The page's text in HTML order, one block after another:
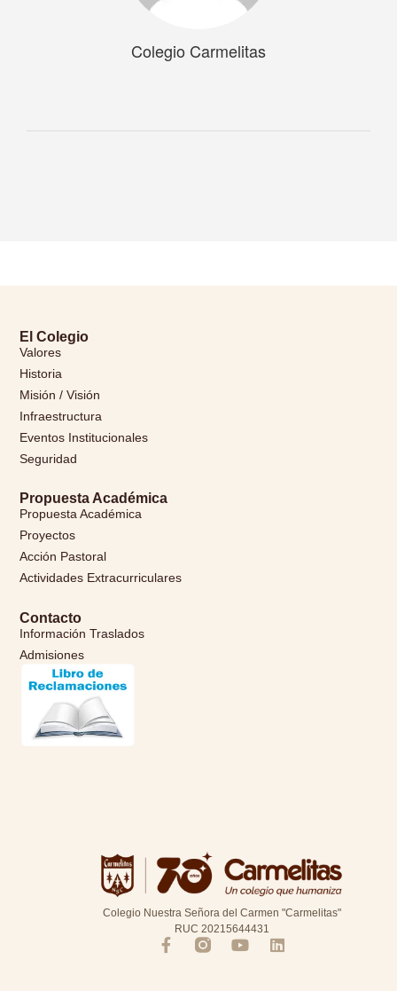
Colegio Carmelitas
Colegio Nuestra Señora del Carmen "Carmelitas"
RUC 20215644431
El Colegio
Valores
Historia
Misión / Visión
Infraestructura
Eventos Institucionales
Seguridad
Propuesta Académica
Propuesta Académica
Proyectos
Acción Pastoral
Actividades Extracurriculares
Contacto
Información Traslados
Admisiones